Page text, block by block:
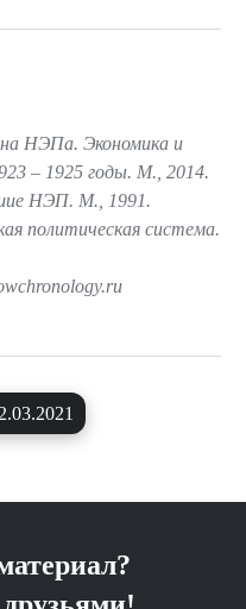
НЭПа. Экономика и
– 1925 годы. М., 2014.
НЭП. М., 1991.
политическая система.